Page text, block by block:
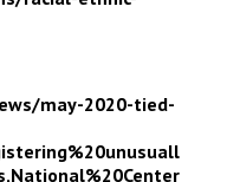
may-2020-tied-